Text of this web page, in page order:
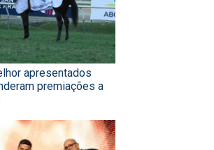
apresentados
premiações a